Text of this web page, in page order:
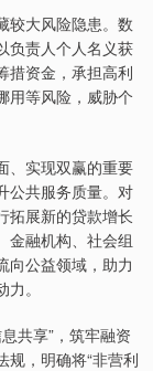
较大风险隐患。数
负责人个人名义获
措资金，承担高利
用等风险，威胁个
、实现双赢的重要
公共服务质量。对
拓展新的贷款增长
金融机构、社会组
向公益领域，助力
。
共享”，筑牢融资
规，明确将“非营利